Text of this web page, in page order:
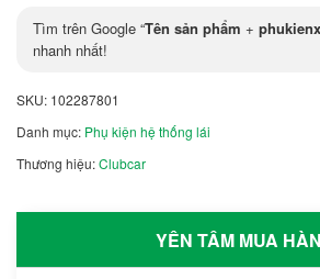
Tìm trên Google “Tên sản phẩm +
nhanh nhất!
SKU: 102287801
Danh mục: Phụ kiện hệ thống lái
Thương hiệu:Clubcar
YÊN TÂM MUA